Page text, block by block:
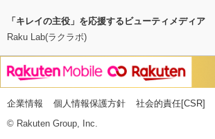
「キレイの主役」を応援するビューティメディア
Raku Lab(ラクラボ)
企業情報 個人情報保護方針 社会的責任[CSR]
© Rakuten Group, Inc.